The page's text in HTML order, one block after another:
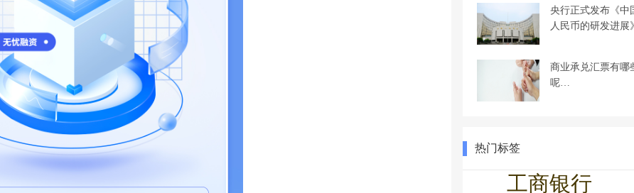
央行正式发布《中
人民币的研发进
商业承兑汇票有哪
呢…
热门标签